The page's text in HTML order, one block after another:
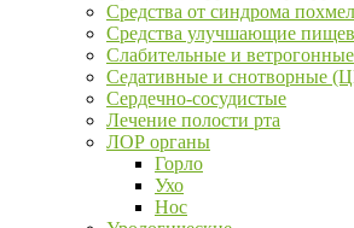
Средства от синдрома
Средства улучшающие
Слабительные и ветрогонные
Седативные и снотворные
Сердечно-сосудистые
Лечение полости рта
ЛОР органы
Горло
Ухо
Нос